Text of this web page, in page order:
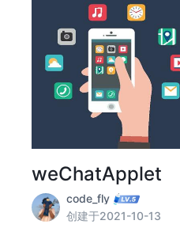
weChatApplet
code_fly
创建于2021-10-13